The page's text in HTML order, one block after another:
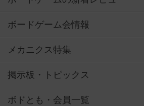
ボードゲーム会情報
メカニクス特集
掲示板・トピックス
ボドとも・会員一覧